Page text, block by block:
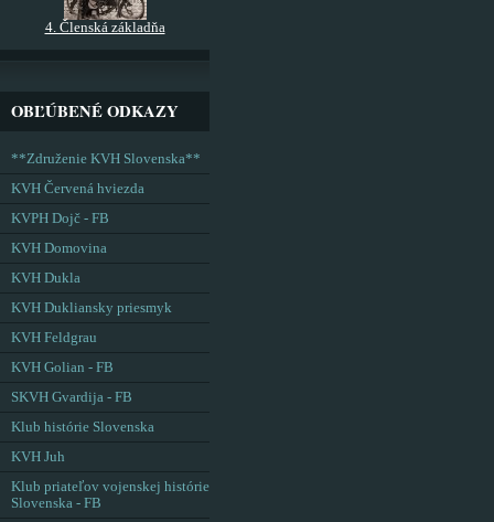
4. Členská základňa
OBĽÚBENÉ ODKAZY
**Združenie KVH Slovenska**
KVH Červená hviezda
KVPH Dojč - FB
KVH Domovina
KVH Dukla
KVH Dukliansky priesmyk
KVH Feldgrau
KVH Golian - FB
SKVH Gvardija - FB
Klub histórie Slovenska
KVH Juh
Klub priateľov vojenskej histórie
Slovenska - FB